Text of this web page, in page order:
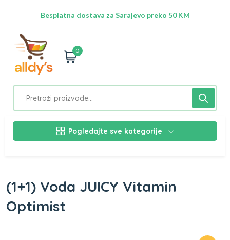
Besplatna dostava za Sarajevo preko 50 KM
0
Pogledajte sve kategorije
(1+1) Voda JUICY Vitamin
Optimist